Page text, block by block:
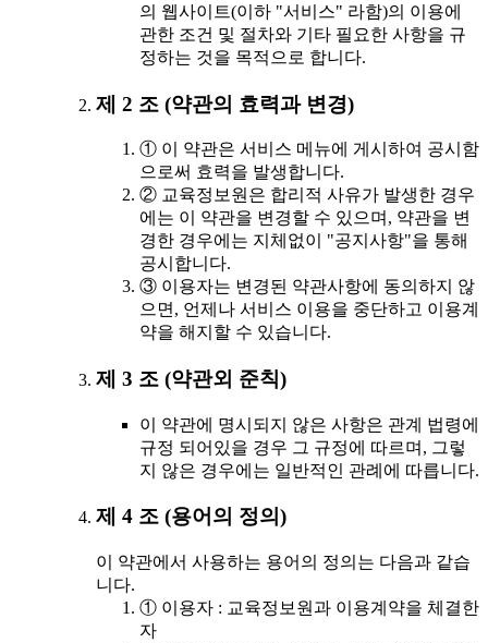
의 웹사이트(이하 "서비스" 라함)의 이용에
관한 조건 및 절차와 기타 필요한 사항을 규
정하는 것을 목적으로 합니다.
제 2 조 (약관의 효력과 변경)
① 이 약관은 서비스 메뉴에 게시하여 공시함
으로써 효력을 발생합니다.
② 교육정보원은 합리적 사유가 발생한 경우
에는 이 약관을 변경할 수 있으며, 약관을 변
경한 경우에는 지체없이 "공지사항"을 통해
공시합니다.
③ 이용자는 변경된 약관사항에 동의하지 않
으면, 언제나 서비스 이용을 중단하고 이용계
약을 해지할 수 있습니다.
제 3 조 (약관외 준칙)
이 약관에 명시되지 않은 사항은 관계 법령에
규정 되어있을 경우 그 규정에 따르며, 그렇
지 않은 경우에는 일반적인 관례에 따릅니다.
제 4 조 (용어의 정의)
이 약관에서 사용하는 용어의 정의는 다음과 같습
니다.
① 이용자 : 교육정보원과 이용계약을 체결한
자